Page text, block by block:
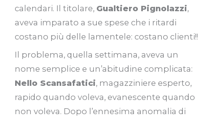
calendari. Il titolare, Gualtiero Pignolazzi,
aveva imparato a sue spese che i ritardi
costano più delle lamentele: costano clienti!!
Il problema, quella settimana, aveva un
nome semplice e un’abitudine complicata:
Nello Scansafatici, magazziniere esperto,
rapido quando voleva, evanescente quando
non voleva. Dopo l’ennesima anomalia di